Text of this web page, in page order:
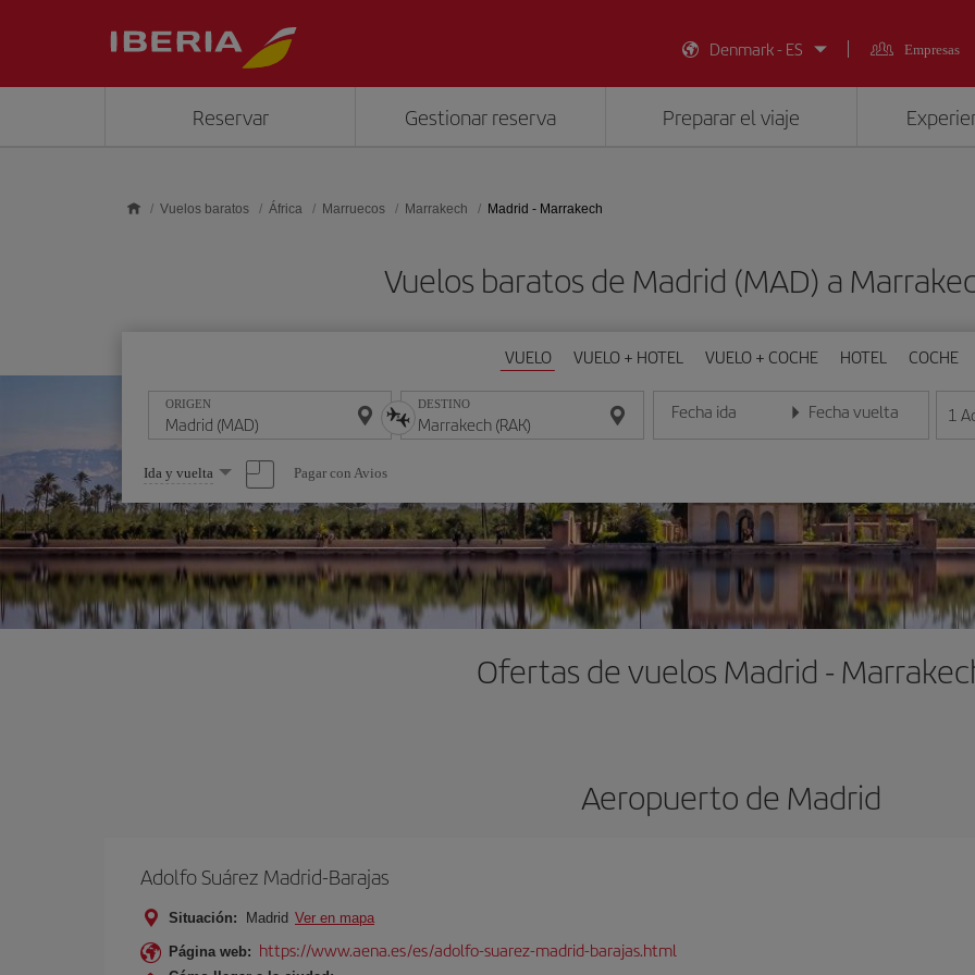
Denmark - ES
Empresas
Reservar Gestionar reserva Preparar el viaje
Vuelos baratos África Marruecos Marrakech Madrid - Marrakech
Vuelos baratos de Madrid (MAD) a
VUELO VUELO + HOTEL VUELO + COCHE HOTEL COCHE
ORIGEN DESTINO Fecha ida
Introduce la fecha en formato día/mes/año
Fecha vuelta
Introduce la fecha en 1
Seleccione
una
opción
Ida y vuelta Pagar con Avios
Ofertas de vuelos Madrid -
Aeropuerto de Madrid
Adolfo Suárez Madrid-Barajas
Situación: Madrid Ver en mapa
Página web: https://www.aena.es/es/adolfo-suarez-madrid-barajas.html